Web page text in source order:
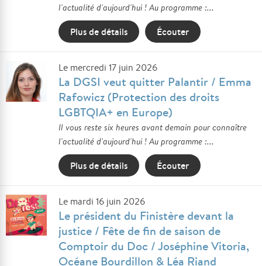
l'actualité d'aujourd'hui ! Au programme :...
Plus de détails Écouter
Le mercredi 17 juin 2026
La DGSI veut quitter Palantir / Emma
Rafowicz (Protection des droits
LGBTQIA+ en Europe)
Il vous reste six heures avant demain pour connaître
l'actualité d'aujourd'hui ! Au programme :...
Plus de détails Écouter
Le mardi 16 juin 2026
Le président du Finistère devant la
justice / Fête de fin de saison de
Comptoir du Doc / Joséphine Vitoria,
Océane Bourdillon & Léa Riand